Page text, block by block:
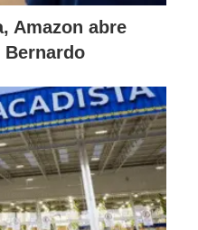
Amazon abre
Bernardo